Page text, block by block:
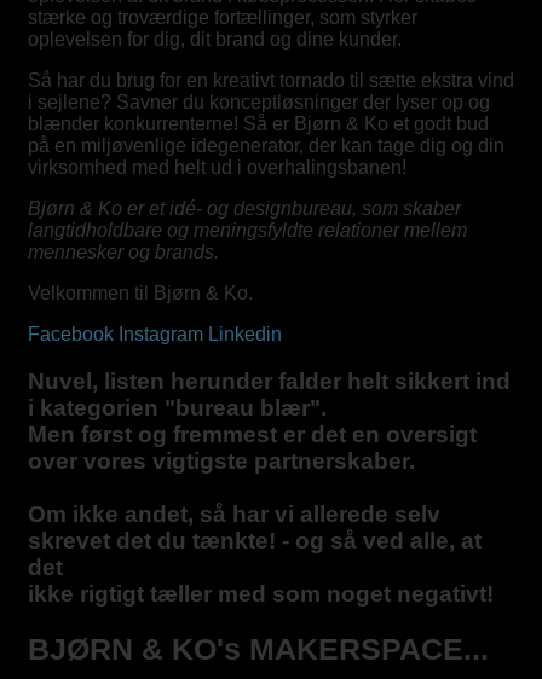
stærke og troværdige fortællinger, som styrker
oplevelsen for dig, dit brand og dine kunder.
Så har du brug for en kreativt tornado til sætte ekstra vind
i sejlene? Savner du konceptløsninger der lyser op og
blænder konkurrenterne! Så er Bjørn & Ko et godt bud
på en miljøvenlige idegenerator, der kan tage dig og din
virksomhed med helt ud i overhalingsbanen!
Bjørn & Ko er et idé- og designbureau, som skaber
langtidholdbare og meningsfyldte relationer mellem
mennesker og brands.
Velkommen til Bjørn & Ko.
Facebook Instagram Linkedin
Nuvel, listen herunder falder helt sikkert ind
i kategorien "bureau blær".
Men først og fremmest er det en oversigt
over vores vigtigste partnerskaber.
Om ikke andet, så har vi allerede selv
skrevet det du tænkte! - og så ved alle, at
det
ikke rigtigt tæller med som noget negativt!
BJØRN & KO's MAKERSPACE...